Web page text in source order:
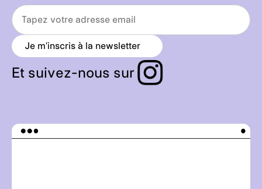
Je m’inscris à la newsletter
r
r
o
w
h
Et suivez-nous sur